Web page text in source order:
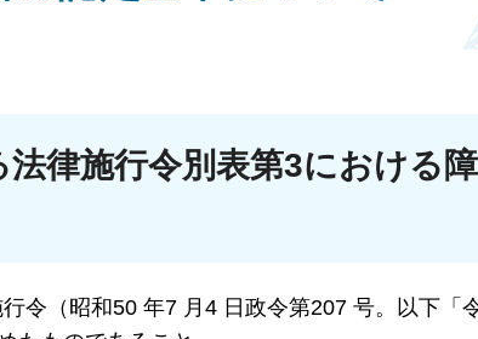
律施行令別表第3における
令（昭和50 年7 月4 日政令第207 号。以下「令